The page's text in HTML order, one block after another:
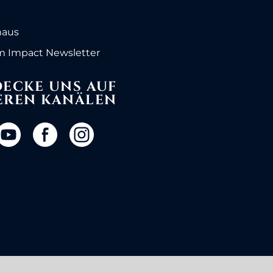
Impact Newsletter
UNS AUF
KANÄLEN